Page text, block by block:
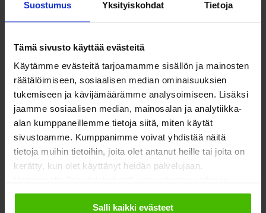
Suostumus Yksityiskohdat Tietoja
Tämä sivusto käyttää evästeitä
Käytämme evästeitä tarjoamamme sisällön ja mainosten
räätälöimiseen, sosiaalisen median ominaisuuksien
tukemiseen ja kävijämäärämme analysoimiseen. Lisäksi
jaamme sosiaalisen median, mainosalan ja analytiikka-
alan kumppaneillemme tietoja siitä, miten käytät
sivustoamme. Kumppanimme voivat yhdistää näitä
tietoja muihin tietoihin, joita olet antanut heille tai joita on
kerätty, kun olet käyttänyt heidän palvelujaan.
evästeisiin.
Salli kaikki evästeet
På Svenska
In English
edistäminen
Toimeentulo
Ilmastonmuutos
EU & kansainvälinen työ
Vaalit